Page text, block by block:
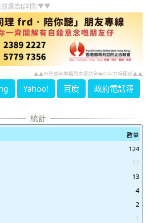
益廣告[詳情]▼▼
▲▲刊登廣告機構與本網站全無任何立場關係▲▲
Yahoo! 百度
政府電話簿
數量
124
17
13
4
2
1